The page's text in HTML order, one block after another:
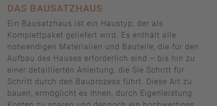
DAS BAUSATZHAUS
Ein Bausatzhaus ist ein Haustyp, der als
Komplettpaket geliefert wird. Es enthält alle
notwendigen Materialien und Bauteile, die für den
Aufbau des Hauses erforderlich sind – bis hin zu
einer detaillierten Anleitung, die Sie Schritt für
Schritt durch den Bauprozess führt. Diese Art zu
bauen, ermöglicht es Ihnen, durch Eigenleistung